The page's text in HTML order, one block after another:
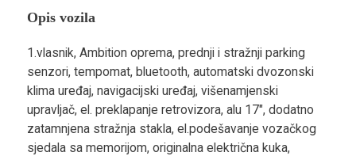
Opis vozila
1.vlasnik, Ambition oprema, prednji i stražnji parking
senzori, tempomat, bluetooth, automatski dvozonski
klima uređaj, navigacijski uređaj, višenamjenski
upravljač, el. preklapanje retrovizora, alu 17", dodatno
zatamnjena stražnja stakla, el.podešavanje vozačkog
sjedala sa memorijom, originalna električna kuka,